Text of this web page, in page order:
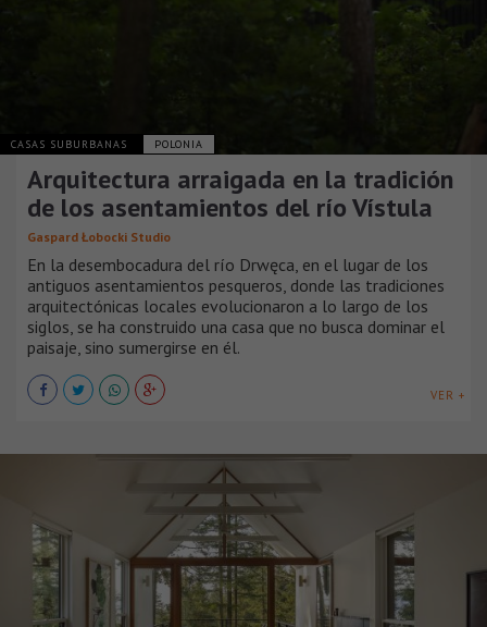
CASAS SUBURBANAS POLONIA
Arquitectura arraigada en la tradición
de los asentamientos del río Vístula
Gaspard Łobocki Studio
En la desembocadura del río Drwęca, en el lugar de los
antiguos asentamientos pesqueros, donde las tradiciones
arquitectónicas locales evolucionaron a lo largo de los
siglos, se ha construido una casa que no busca dominar el
paisaje, sino sumergirse en él.
VER +